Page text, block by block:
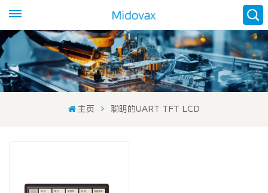
主页 聪明的UART TFT LCD